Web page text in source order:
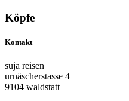
Köpfe
Kontakt
suja reisen
urnäscherstasse 4
9104 waldstatt